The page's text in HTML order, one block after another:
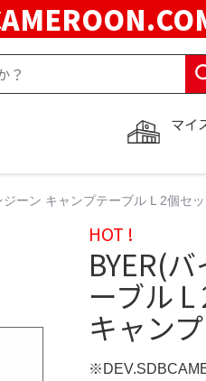
マイ
ーン キャンプテーブル L 2個セ
HOT !
BYER(
ーブル
キャン